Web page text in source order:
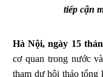
tiếp cận
Hà Nội, ngày 15
cơ quan trong nước
tham dự hội thảo tổng